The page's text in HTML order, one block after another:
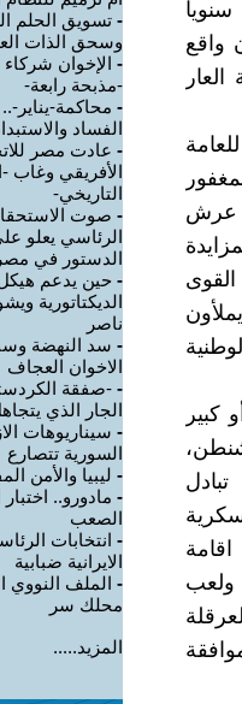
واقع
عرش
كبير
ولعب
- تسويق الحلم
وسحق الذات
- الإخوان
-مذبحة رابعة-
- محاكمة-يناير-
الفساد
- عادت مصر
الأفريقي وغاب -
التاريخي-
- صوت
الرئاسي يعلو
الدستور في مصر
- حين يدعم
الديكتاتورية
ناصر
- سد النهضة
الاخوان العجاف
- -صفقة
الجار الذي
- سيناريوهات
السورية تتصارع
- ليبيا والأمن
- مادورو.. اختبار
الصعب
- انتخابات
الايرانية ضبابية
- الملف النووي
محلك سر
المزيد.....